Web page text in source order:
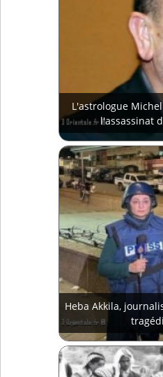
L'astrologue
l'assassinat
Heba Akkila,